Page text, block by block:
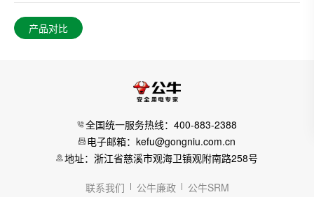
产品对比
全国统一服务热线：400-883-2388
电子邮箱：kefu@gongniu.com.cn
地址：浙江省慈溪市观海卫镇观附南路258号
联系我们 公牛廉政
公牛SRM